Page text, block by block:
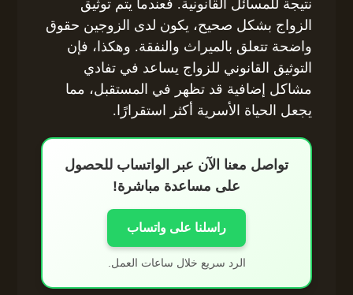
نتيجة للمسائل القانونية. فعندما يتم توثيق
الزواج بشكل صحيح، يكون لدى الزوجين حقوق
واضحة تتعلق بالميراث والنفقة. وهكذا، فإن
التوثيق القانوني للزواج يساعد في تفادي
مشاكل إضافية قد تظهر في المستقبل، مما
يجعل الحياة الأسرية أكثر استقرارًا.
تواصل معنا الآن عبر الواتساب للحصول
على مساعدة مباشرة!
راسلنا على واتساب
الرد سريع خلال ساعات العمل.